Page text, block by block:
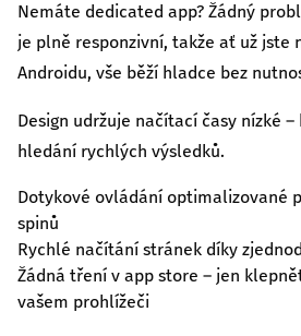
Nemáte dedicated app? Žádný
je plně responzivní, takže ať už jste
Androidu, vše běží hladce bez
Design udržuje načítací časy nízké
hledání rychlých výsledků.
Dotykové ovládání optimalizované
spinů
Rychlé načítání stránek díky
Žádná tření v app store – jen
vašem prohlížeči